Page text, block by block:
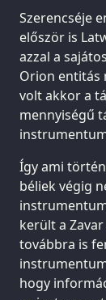
Szerencséje
először is
azzal a
Orion entitás
volt akkor a
mennyiségű
Így ami
béliek végig
került a
továbbra is
hogy